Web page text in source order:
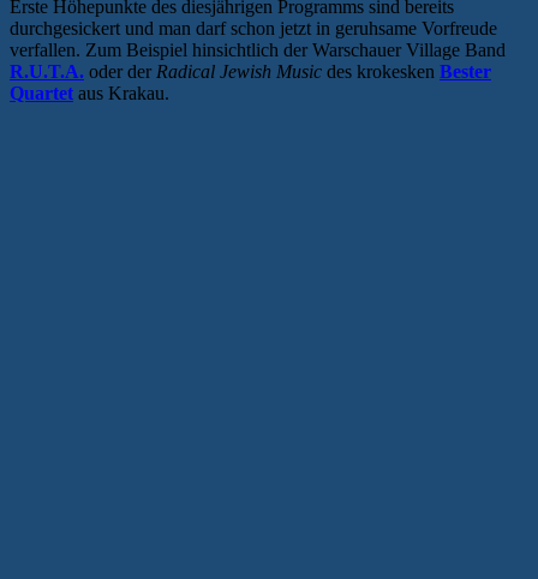
Erste Höhepunkte des diesjährigen Programms sind bereits
durchgesickert und man darf schon jetzt in geruhsame Vorfreude
verfallen. Zum Beispiel hinsichtlich der Warschauer Village Band
R.U.T.A. oder der Radical Jewish Music des krokesken Bester
Quartet aus Krakau.